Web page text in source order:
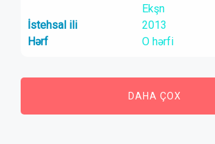
Ekşn
İstehsal ili
2013
Hərf
O hərfi
DAHA ÇOX